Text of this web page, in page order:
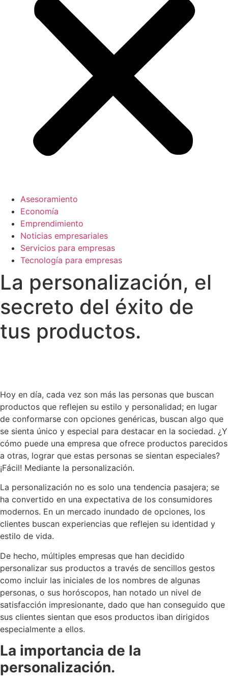
Asesoramiento
Economía
Emprendimiento
Noticias empresariales
Servicios para empresas
Tecnología para empresas
La personalización, el
secreto del éxito de
tus productos.
Hoy en día, cada vez son más las personas que buscan
productos que reflejen su estilo y personalidad; en lugar
de conformarse con opciones genéricas, buscan algo que
se sienta único y especial para destacar en la sociedad. ¿Y
cómo puede una empresa que ofrece productos parecidos
a otras, lograr que estas personas se sientan especiales?
¡Fácil! Mediante la personalización.
La personalización no es solo una tendencia pasajera; se
ha convertido en una expectativa de los consumidores
modernos. En un mercado inundado de opciones, los
clientes buscan experiencias que reflejen su identidad y
estilo de vida.
De hecho, múltiples empresas que han decidido
personalizar sus productos a través de sencillos gestos
como incluir las iniciales de los nombres de algunas
personas, o sus horóscopos, han notado un nivel de
satisfacción impresionante, dado que han conseguido que
sus clientes sientan que esos productos iban dirigidos
especialmente a ellos.
La importancia de la
personalización.